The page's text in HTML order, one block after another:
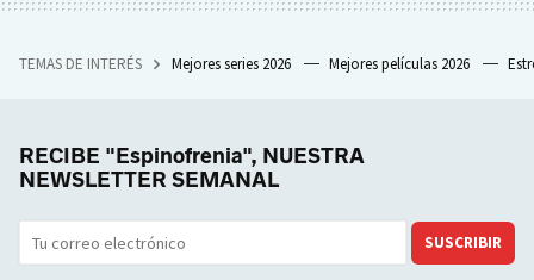
TEMAS DE INTERÉS Mejores series 2026 Mejores películas 2026
RECIBE "Espinofrenia", NUESTRA
NEWSLETTER SEMANAL
SUSCRIBIR